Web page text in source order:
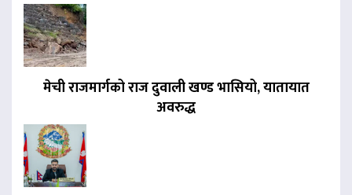
मेची राजमार्गको राज दुवाली खण्ड भासियो, यातायात
अवरुद्ध